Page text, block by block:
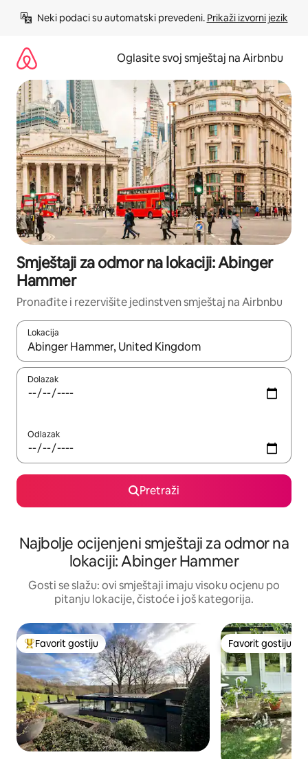
Neki podaci su automatski prevedeni. Prikaži izvorni jezik
Oglasite svoj smještaj na Airbnbu
Smještaji za odmor na lokaciji: Abinger
Hammer
Pronađite i rezervišite jedinstven smještaj na Airbnbu
Lokacija
Kad rezultati budu dostupni, krećite se gore i dolje pomoću
Dolazak
Odlazak
Pretraži
Najbolje ocijenjeni smještaji za odmor na
lokaciji: Abinger Hammer
Gosti se slažu: ovi smještaji imaju visoku ocjenu po
pitanju lokacije, čistoće i još kategorija.
Glavni favorit gostiju
Favorit gostiju Favorit gostiju
Favorit gostiju